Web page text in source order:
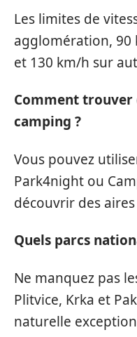
Les limites de
agglomération,
et 130 km/h sur
Comment trouver
camping ?
Vous pouvez
Park4night ou
découvrir des
Quels parcs
Ne manquez pas
Plitvice, Krka et
naturelle